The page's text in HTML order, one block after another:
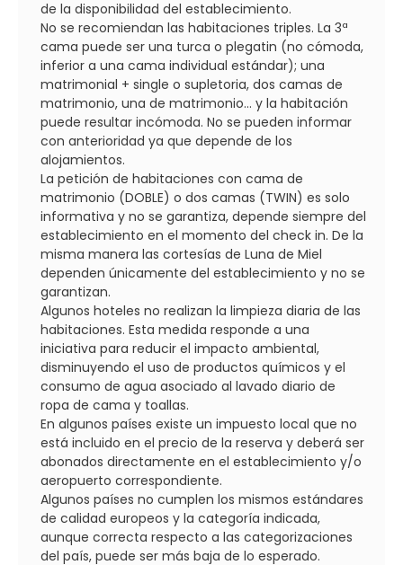
de la disponibilidad del establecimiento.
No se recomiendan las habitaciones triples. La 3ª
cama puede ser una turca o plegatin (no cómoda,
inferior a una cama individual estándar); una
matrimonial + single o supletoria, dos camas de
matrimonio, una de matrimonio... y la habitación
puede resultar incómoda. No se pueden informar
con anterioridad ya que depende de los
alojamientos.
La petición de habitaciones con cama de
matrimonio (DOBLE) o dos camas (TWIN) es solo
informativa y no se garantiza, depende siempre del
establecimiento en el momento del check in. De la
misma manera las cortesías de Luna de Miel
dependen únicamente del establecimiento y no se
garantizan.
Algunos hoteles no realizan la limpieza diaria de las
habitaciones. Esta medida responde a una
iniciativa para reducir el impacto ambiental,
disminuyendo el uso de productos químicos y el
consumo de agua asociado al lavado diario de
ropa de cama y toallas.
En algunos países existe un impuesto local que no
está incluido en el precio de la reserva y deberá ser
abonados directamente en el establecimiento y/o
aeropuerto correspondiente.
Algunos países no cumplen los mismos estándares
de calidad europeos y la categoría indicada,
aunque correcta respecto a las categorizaciones
del país, puede ser más baja de lo esperado.